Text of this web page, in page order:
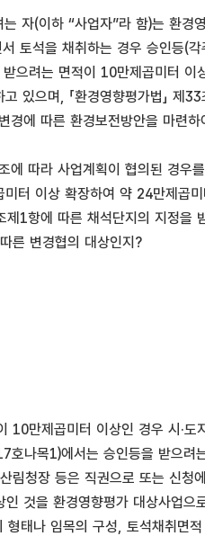
는 자(이하 “사업자”라 함)는 환
석을 채취하는 경우 승인등(각
으려는 면적이 10만제곱미터 이
으며, 「환경영향평가법」 제
에 따른 환경보전방안을 마련
에 따라 사업계획이 협의된 경
터 이상 확장하여 약 24만제곱
1항에 따른 채석단지의 지정을
른 변경협의 대상인지?
10만제곱미터 이상인 경우 시·
호나목1)에서는 승인등을 받으
림청장 등은 직권으로 또는 신청
것을 환경영향평가 대상사업으
형태나 임목의 구성, 토석채취면